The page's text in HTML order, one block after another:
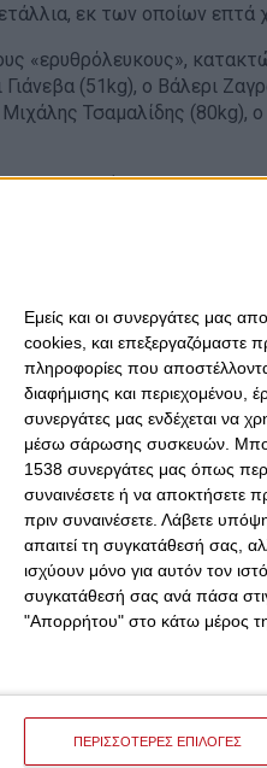
Εμείς και οι συνεργάτες μας
cookies, και επεξεργαζόμαστε
πληροφορίες που
διαφήμισης και περιεχομένου,
συνεργάτες μας ενδέχεται να
μέσω σάρωσης συσκευών.
1538 συνεργάτες μας όπως
συναινέσετε ή να αποκτήσετε
πριν συναινέσετε. Λάβετε
απαιτεί τη συγκατάθεσή σας,
ισχύουν μόνο για αυτόν τον
συγκατάθεσή σας ανά πάσα
"Απορρήτου" στο κάτω μέρος
ΠΕΡΙΣΣΟΤΕΡΕΣ ΕΠΙΛΟΓΕΣ
εκ των οποίων επτά
«ερυθρόλευκους»,
(51kg), ο Βάλερι
Τσαμαλίδης (80kg), ο
στο Πανελλήνιο πρωτάθλημα
Βάλερι Ζαγράφοβ (55kg),
Ντέβι Ντόνι (85kg),
(70kg), Θεόδωρος
Μακρυλλάκης (75kg),
(60kg), Δέσποινα Φερίζη
Οικονόμου (75kg),